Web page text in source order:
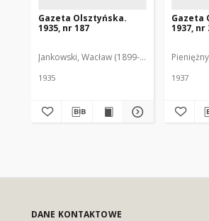
Gazeta Olsztyńska.
1935, nr 187
Jankowski, Wacław (1899-1975). Red.
1935
Gazeta
1937, nr
1937
DANE KONTAKTOWE